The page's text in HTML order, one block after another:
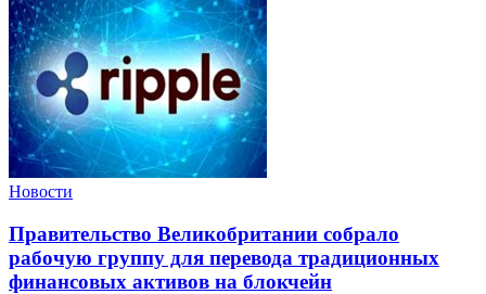
Новости
Правительство Великобритании собрало
рабочую группу для перевода традиционных
финансовых активов на блокчейн